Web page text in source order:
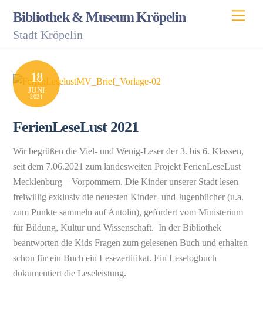
content
Bibliothek & Museum Kröpelin
Stadt Kröpelin
18
JUNI
2021
FerienLeseLust 2021
Wir begrüßen die Viel- und Wenig-Leser der 3. bis 6. Klassen,
seit dem 7.06.2021 zum landesweiten Projekt FerienLeseLust
Mecklenburg – Vorpommern. Die Kinder unserer Stadt lesen
freiwillig exklusiv die neuesten Kinder- und Jugenbücher (u.a.
zum Punkte sammeln auf Antolin), gefördert vom Ministerium
für Bildung, Kultur und Wissenschaft. In der Bibliothek
beantworten die Kids Fragen zum gelesenen Buch und erhalten
schon für ein Buch ein Lesezertifikat. Ein Leselogbuch
dokumentiert die Leseleistung.